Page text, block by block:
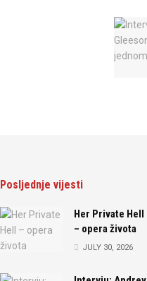
Posljednje vijesti
Her Private Hell
– opera života
JULY 30, 2026